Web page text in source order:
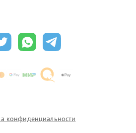
конфиденциальности